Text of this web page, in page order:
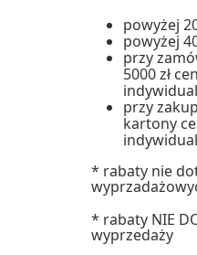
powyżej
powyżej
przy
5000 zł
przy
kartony
* rabaty nie
* rabaty NIE
wyprzedaży